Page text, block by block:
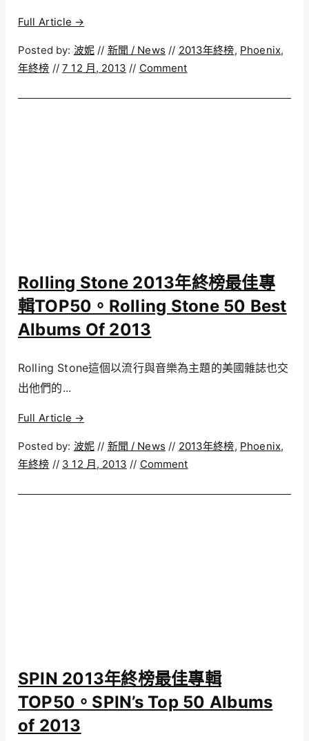
Full Article →
Posted by: 波妮 // 新聞 / News // 2013年終榜, Phoenix,
年終榜 // 7 12 月, 2013 // Comment
Rolling Stone 2013年終榜最佳專
輯TOP50。Rolling Stone 50 Best
Albums Of 2013
Rolling Stone這個以流行與音樂為主題的美國雜誌也交
出他們的...
Full Article →
Posted by: 波妮 // 新聞 / News // 2013年終榜, Phoenix,
年終榜 // 3 12 月, 2013 // Comment
SPIN 2013年終榜最佳專輯
TOP50。SPIN’s Top 50 Albums
of 2013